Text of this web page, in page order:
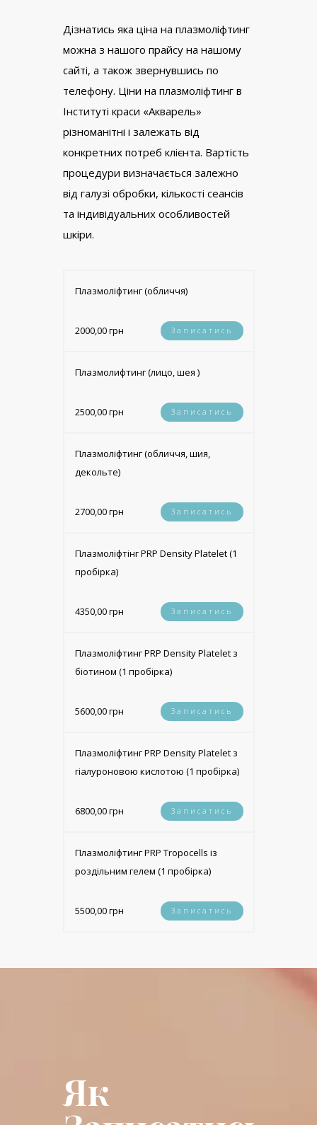
Дізнатись яка ціна на плазмоліфтинг
можна з нашого прайсу на нашому
сайті, а також звернувшись по
телефону. Ціни на плазмоліфтинг в
Інституті краси «Акварель»
різноманітні і залежать від
конкретних потреб клієнта. Вартість
процедури визначається залежно
від галузі обробки, кількості сеансів
та індивідуальних особливостей
шкіри.
Плазмоліфтинг (обличчя)
2000,00 грн Записатись
Плазмолифтинг (лицо, шея )
2500,00 грн Записатись
Плазмоліфтинг (обличчя, шия,
декольте)
2700,00 грн Записатись
Плазмоліфтінг PRP Density Platelet (1
пробірка)
4350,00 грн Записатись
Плазмоліфтинг PRP Density Platelet з
біотином (1 пробірка)
5600,00 грн Записатись
Плазмоліфтинг PRP Density Platelet з
гіалуроновою кислотою (1 пробірка)
6800,00 грн Записатись
Плазмоліфтинг PRP Tropocells із
роздільним гелем (1 пробірка)
5500,00 грн Записатись
Як